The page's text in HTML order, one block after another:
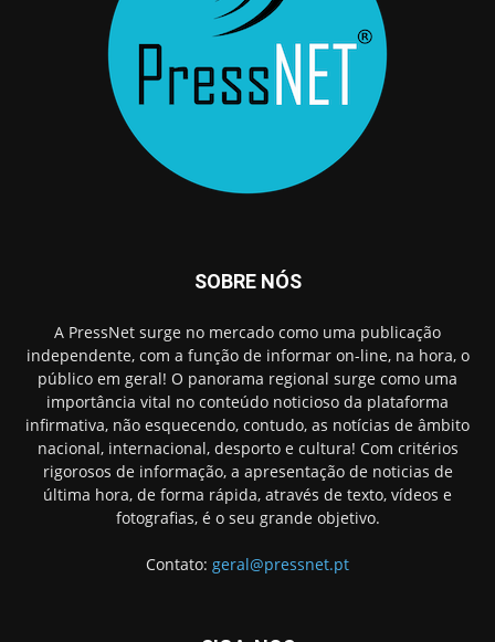
SOBRE NÓS
A PressNet surge no mercado como uma publicação
independente, com a função de informar on-line, na hora, o
público em geral! O panorama regional surge como uma
importância vital no conteúdo noticioso da plataforma
infirmativa, não esquecendo, contudo, as notícias de âmbito
nacional, internacional, desporto e cultura! Com critérios
rigorosos de informação, a apresentação de noticias de
última hora, de forma rápida, através de texto, vídeos e
fotografias, é o seu grande objetivo.
Contato: geral@pressnet.pt